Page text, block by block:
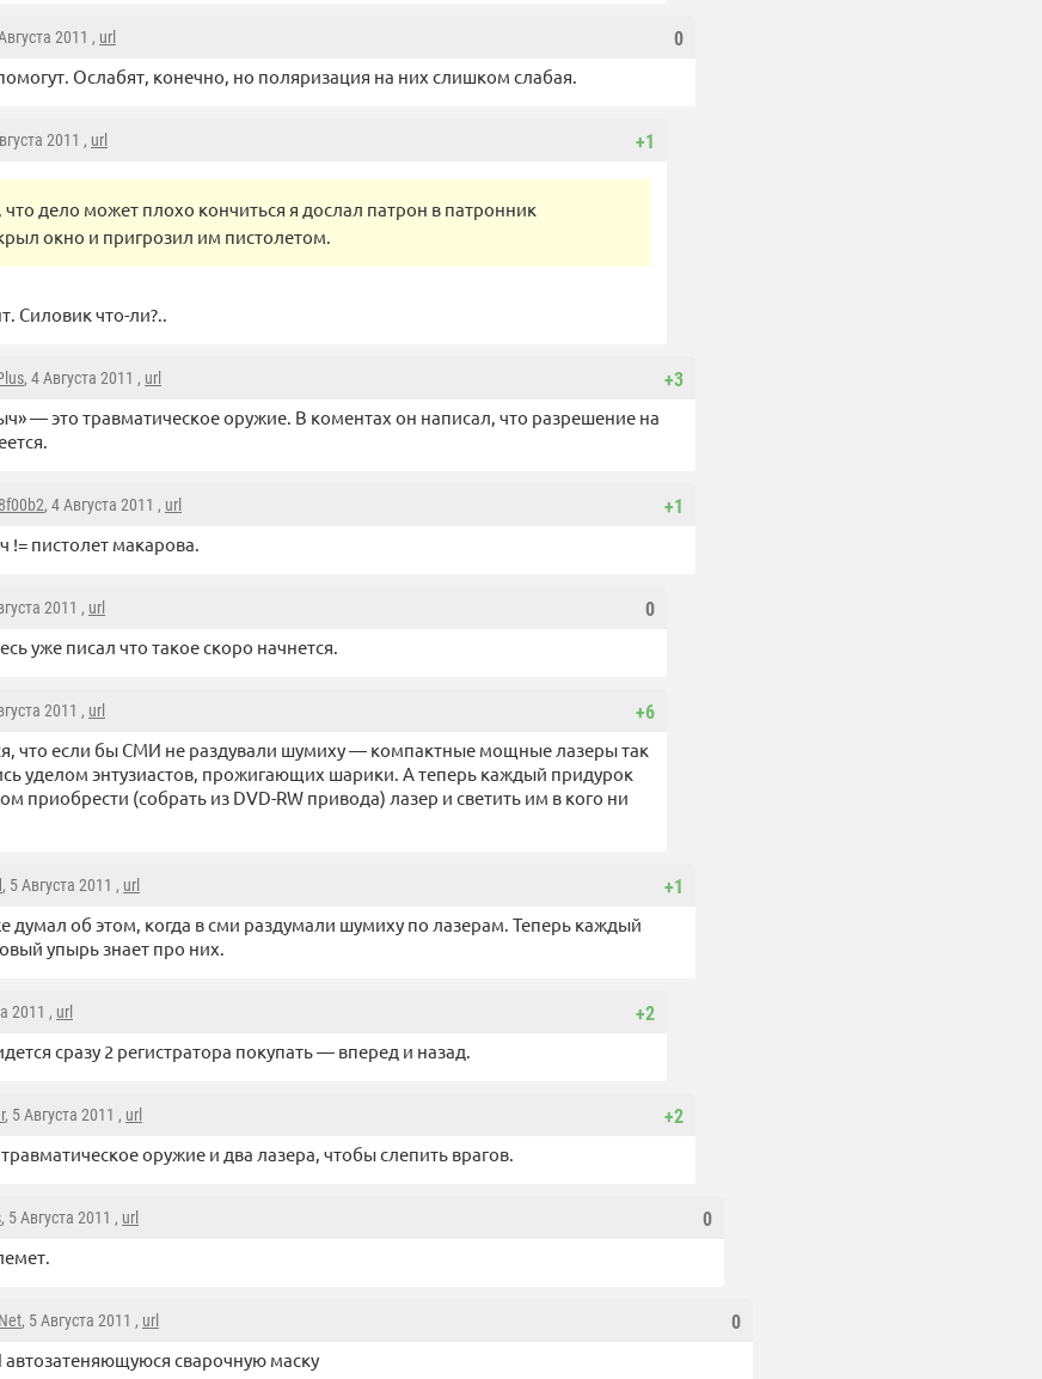
0
2011 , url
Ослабят, конечно, но поляризация на них слишком слабая.
+1
2011 , url
что дело может плохо кончиться я дослал патрон в патронник
окно и пригрозил им пистолетом.
Силовик что-ли?..
+3
, 4 Августа 2011 , url
— это травматическое оружие. В коментах он написал, что разрешение на
+1
, 4 Августа 2011 , url
!= пистолет макарова.
0
2011 , url
уже писал что такое скоро начнется.
+6
2011 , url
что если бы СМИ не раздували шумиху — компактные мощные лазеры так
уделом энтузиастов, прожигающих шарики. А теперь каждый придурок
приобрести (собрать из DVD-RW привода) лазер и светить им в кого ни
+1
, 5 Августа 2011 , url
думал об этом, когда в сми раздумали шумиху по лазерам. Теперь каждый
упырь знает про них.
+2
2011 , url
сразу 2 регистратора покупать — вперед и назад.
+2
, 5 Августа 2011 , url
оружие и два лазера, чтобы слепить врагов.
0
, 5 Августа 2011 , url
0
, 5 Августа 2011 , url
автозатеняющуюся сварочную маску